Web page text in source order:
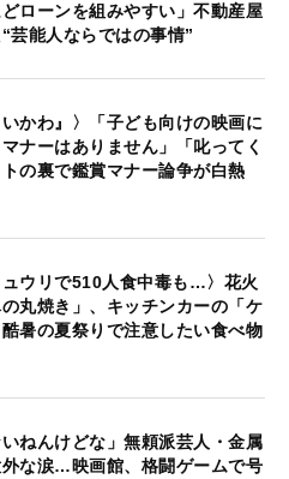
ローンを組みやすい」不動産屋
芸能人ならではの事情”
いかわ』〉「子ども向けの映画に
ナーはありません」「叱ってく
の裏で鑑賞マナー論争が白熱
ュウリで510人食中毒も…〉花火
丸焼き」、キッチンカーの「ケ
暑の夏祭りで注意したい食べ物
いねんけどな」無頼派芸人・金属
な涙…映画館、格闘ゲームで号